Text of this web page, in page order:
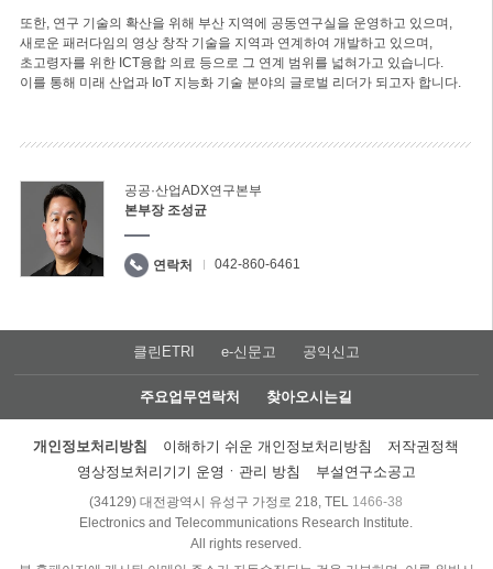
또한, 연구 기술의 확산을 위해 부산 지역에 공동연구실을 운영하고 있으며,
새로운 패러다임의 영상 창작 기술을 지역과 연계하여 개발하고 있으며,
초고령자를 위한 ICT융합 의료 등으로 그 연계 범위를 넓혀가고 있습니다.
이를 통해 미래 산업과 IoT 지능화 기술 분야의 글로벌 리더가 되고자 합니다.
공공·산업ADX연구본부
본부장 조성균
연락처 042-860-6461
클린ETRI e-신문고 공익신고
주요업무연락처 찾아오시는길
개인정보처리방침 이해하기 쉬운 개인정보처리방침
저작권정책
영상정보처리기기 운영ㆍ관리 방침
부설연구소공고
(34129) 대전광역시 유성구 가정로 218, TEL 1466-38
Electronics and Telecommunications Research Institute.
All rights reserved.